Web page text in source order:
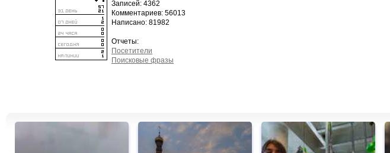
Записей: 4362
Комментариев: 56013
Написано: 81982
Отчеты:
Посетители
Поисковые фразы